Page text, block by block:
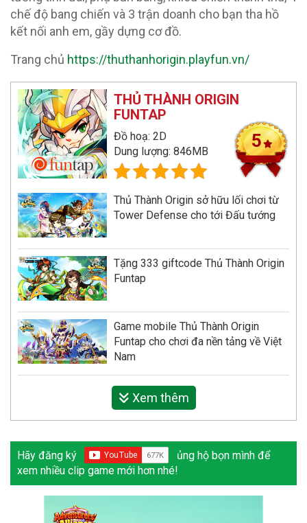
chế độ bang chiến và 3 trận doanh cho bạn tha hồ
kết nối anh em, gầy dựng cơ đồ.
Trang chủ https://thuthanhorigin.playfun.vn/
THỦ THÀNH ORIGIN
FUNTAP
Đồ hoạ: 2D
Dung lượng: 846MB
5
Thủ Thành Origin sở hữu lối chơi từ
Tower Defense cho tới Đấu tướng
Tặng 333 giftcode Thủ Thành Origin
Funtap
Game mobile Thủ Thành Origin
Funtap cho chơi đa nền tảng về Việt
Nam
Xem thêm
Hãy đăng ký
ủng hộ bọn mình để
xem nhiều clip game mới hơn nhé!